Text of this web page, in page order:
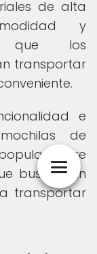
de alta
y
que los
transportar
e
de
entre
buscan un
transportar